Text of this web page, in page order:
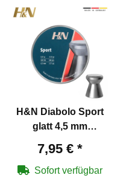
H&N Diabolo Sport
glatt 4,5 mm
7,95 € *
Sofort verfügbar